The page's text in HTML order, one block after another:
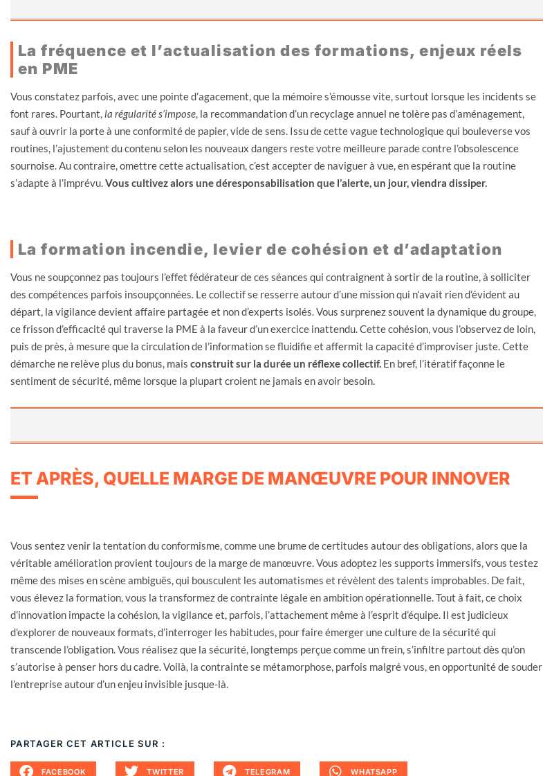
La fréquence et l’actualisation des formations, enjeux réels
en PME
Vous constatez parfois, avec une pointe d’agacement, que la mémoire s’émousse vite, surtout lorsque les incidents se
font rares. Pourtant,la régularité s’impose, la recommandation d’un recyclage annuel ne tolère pas d’aménagement,
sauf à ouvrir la porte à une conformité de papier, vide de sens. Issu de cette vague technologique qui bouleverse vos
routines, l’ajustement du contenu selon les nouveaux dangers reste votre meilleure parade contre l’obsolescence
sournoise. Au contraire, omettre cette actualisation, c’est accepter de naviguer à vue, en espérant que la routine
s’adapte à l’imprévu.Vous cultivez alors une déresponsabilisation que l’alerte, un jour, viendra dissiper.
La formation incendie, levier de cohésion et d’adaptation
Vous ne soupçonnez pas toujours l’effet fédérateur de ces séances qui contraignent à sortir de la routine, à solliciter
des compétences parfois insoupçonnées. Le collectif se resserre autour d’une mission qui n’avait rien d’évident au
départ, la vigilance devient affaire partagée et non d’experts isolés. Vous surprenez souvent la dynamique du groupe,
ce frisson d’efficacité qui traverse la PME à la faveur d’un exercice inattendu. Cette cohésion, vous l’observez de loin,
puis de près, à mesure que la circulation de l’information se fluidifie et affermit la capacité d’improviser juste. Cette
démarche ne relève plus du bonus, mais construit sur la durée un réflexe collectif. En bref, l’itératif façonne le
sentiment de sécurité, même lorsque la plupart croient ne jamais en avoir besoin.
ET APRÈS, QUELLE MARGE DE MANŒUVRE POUR INNOVER
Vous sentez venir la tentation du conformisme, comme une brume de certitudes autour des obligations, alors que la
véritable amélioration provient toujours de la marge de manœuvre. Vous adoptez les supports immersifs, vous testez
même des mises en scène ambiguës, qui bousculent les automatismes et révèlent des talents improbables. De fait,
vous élevez la formation, vous la transformez de contrainte légale en ambition opérationnelle. Tout à fait, ce choix
d’innovation impacte la cohésion, la vigilance et, parfois, l’attachement même à l’esprit d’équipe. Il est judicieux
d’explorer de nouveaux formats, d’interroger les habitudes, pour faire émerger une culture de la sécurité qui
transcende l’obligation. Vous réalisez que la sécurité, longtemps perçue comme un frein, s’infiltre partout dès qu’on
s’autorise à penser hors du cadre. Voilà, la contrainte se métamorphose, parfois malgré vous, en opportunité de souder
l’entreprise autour d’un enjeu invisible jusque-là.
PARTAGER CET ARTICLE SUR :
FACEBOOK TWITTER TELEGRAM WHATSAPP